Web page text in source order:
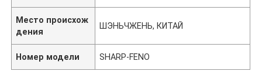
Место происхож
дения
ШЭНЬЧЖЕНЬ, КИТАЙ
Номер модели SHARP-FENO